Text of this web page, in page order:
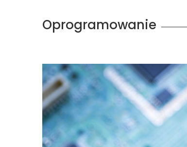
Oprogramowanie